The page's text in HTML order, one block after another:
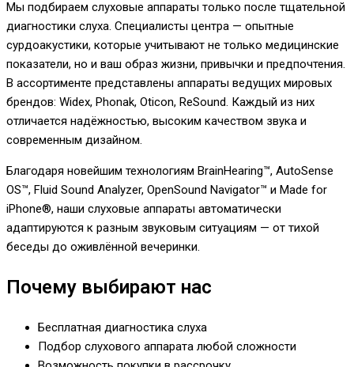
Мы подбираем слуховые аппараты только после тщательной
диагностики слуха. Специалисты центра — опытные
сурдоакустики, которые учитывают не только медицинские
показатели, но и ваш образ жизни, привычки и предпочтения.
В ассортименте представлены аппараты ведущих мировых
брендов: Widex, Phonak, Oticon, ReSound. Каждый из них
отличается надёжностью, высоким качеством звука и
современным дизайном.
Благодаря новейшим технологиям BrainHearing™, AutoSense
OS™, Fluid Sound Analyzer, OpenSound Navigator™ и Made for
iPhone®, наши слуховые аппараты автоматически
адаптируются к разным звуковым ситуациям — от тихой
беседы до оживлённой вечеринки.
Почему выбирают нас
Бесплатная диагностика слуха
Подбор слухового аппарата любой сложности